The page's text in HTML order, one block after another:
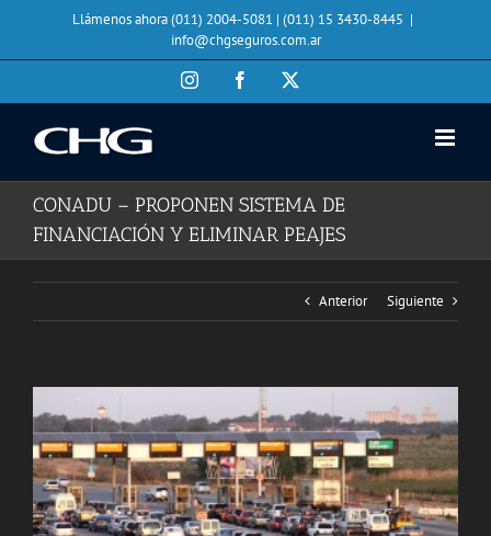
Llámenos ahora (011) 2004-5081 | (011) 15 3430-8445 |
info@chgseguros.com.ar
InstagramFacebook
CONADU – PROPONEN SISTEMA DE
FINANCIACIÓN Y ELIMINAR PEAJES
Anterior Siguiente